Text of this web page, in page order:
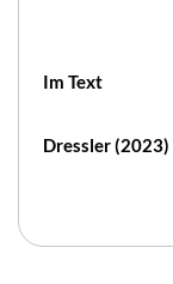
Im Text
Dressler (2023)